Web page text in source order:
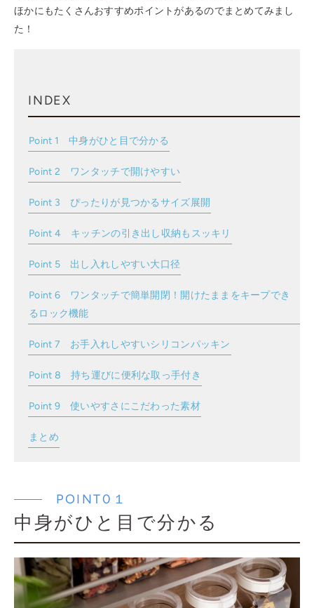
ほかにもたくさんおすすめポイントがあるのでまとめてみまし
た！
INDEX
Point 1 中身がひと目で分かる
Point 2 ワンタッチで開けやすい
Point 3 ぴったりが見つかるサイズ展開
Point 4 キッチンの引き出し収納もスッキリ
Point 5 出し入れしやすい大口径
Point 6 ワンタッチで簡単開閉！開けたままをキープでき
るロック機能
Point 7 お手入れしやすいシリコンパッキン
Point 8 持ち運びに便利な取っ手付き
Point 9 使いやすさにこだわった素材
まとめ
POINT0１
中身がひと目で分かる